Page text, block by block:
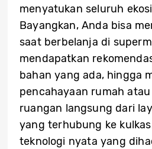
menyatukan seluruh
Bayangkan, Anda bisa
saat berbelanja di
mendapatkan
bahan yang ada, hingga
pencahayaan rumah
ruangan langsung dari
yang terhubung ke
teknologi nyata yang